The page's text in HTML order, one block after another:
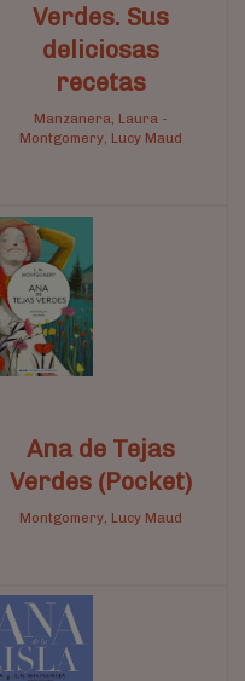
Verdes. Sus
deliciosas
recetas
Manzanera, Laura -
Montgomery, Lucy Maud
Ana de Tejas
Verdes (Pocket)
Montgomery, Lucy Maud